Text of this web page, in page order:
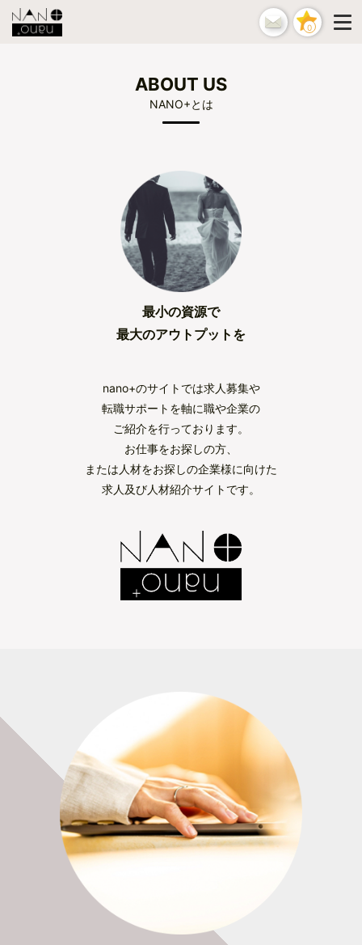
0
ABOUT US
NANO+とは
最小の資源で
最大のアウトプットを
nano+のサイトでは求人募集や
転職サポートを軸に職や企業の
ご紹介を行っております。
お仕事をお探しの方、
または人材をお探しの企業様に向けた
求人及び人材紹介サイトです。